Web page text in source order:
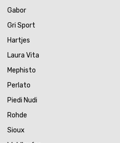
Gabor
Gri Sport
Hartjes
Laura Vita
Mephisto
Perlato
Piedi Nudi
Rohde
Sioux